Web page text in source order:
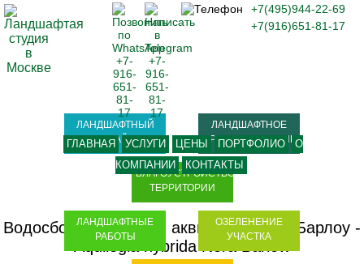
Водосбор гибридный, аквилегия Нора Барлоу -
Aquilegia hybrida Nora Barlow
+7(495)944-22-69
+7(916)651-81-17
ГЛАВНАЯ УСЛУГИ ЦЕНЫ ПОРТФОЛИО
О
КОМПАНИИ
КОНТАКТЫ
ЛАНДШАФТНЫЙ
ДИЗАЙН
ЛАНДШАФТНОЕ
ПРОЕКТИРОВАНИЕ
БЛАГОУСТРОЙСТВО
ТЕРРИТОРИИ
ЛАНДШАФТНЫЕ
РАБОТЫ
ОЗЕЛЕНЕНИЕ
УЧАСТКА